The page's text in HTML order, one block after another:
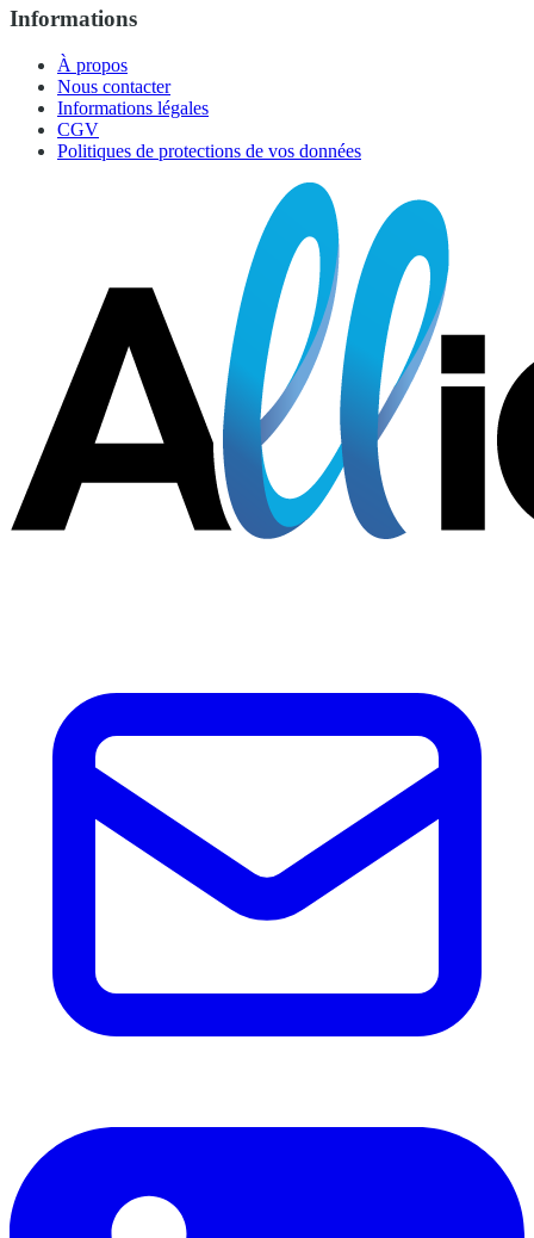
Informations
À propos
Nous contacter
Informations légales
CGV
Politiques de protections de vos données